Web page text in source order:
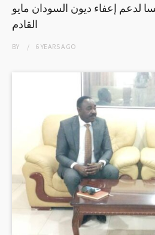
لدعم إعفاء ديون السودان مايو
القادم
BY 6 YEARSAGO